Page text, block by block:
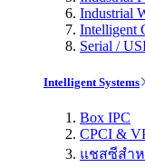
Industrial
Intelligent
Serial /
Intelligent Systems
Box IPC
CPCI &
แชสซีสำ